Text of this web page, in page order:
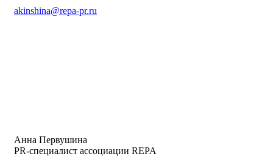
akinshina@repa-pr.ru
Анна Первушина
PR-специалист ассоциации REPA